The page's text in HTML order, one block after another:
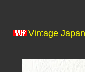
Vintage